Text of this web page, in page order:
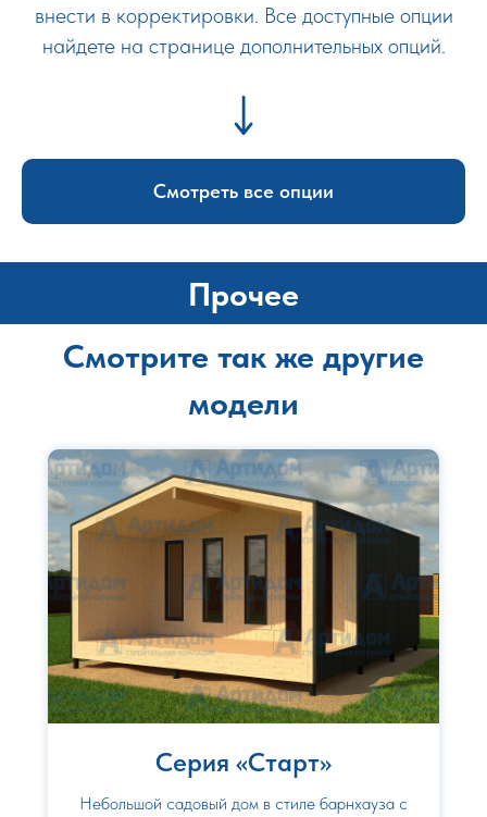
внести в корректировки. Все доступные опции
найдете на странице дополнительных опций.
Смотреть все опции
Прочее
Смотрите так же другие
модели
Серия «Старт»
Небольшой садовый дом в стиле барнхауза с